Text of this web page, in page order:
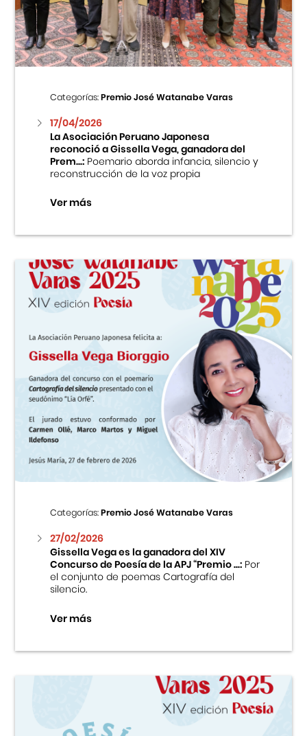
Centro Cultural Peruano Japonés
Cursos
Museo de la Inmigración Japonesa
Fondo Editorial
Teatro Peruano Japonés
Categorías:Premio José Watanabe Varas
17/04/2026
La Asociación Peruano Japonesa
reconoció a Gissella Vega, ganadora del
Prem...:Poemario aborda infancia, silencio y
reconstrucción de la voz propia
Ver más
Categorías:Premio José Watanabe Varas
27/02/2026
Gissella Vega es la ganadora del XIV
Concurso de Poesía de la APJ “Premio ...:Por
el conjunto de poemas Cartografía del
silencio.
Ver más